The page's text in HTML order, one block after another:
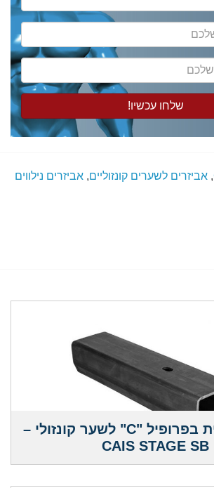
, אביזרים לשערים קונזוליים, אביזרים נילווים
קורה קונזולית בפרופיל "C" לשער קונזולי –
CAIS STAGE SB